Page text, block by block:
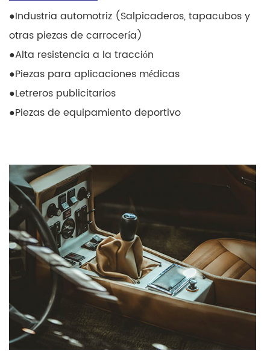
●Industria automotriz (Salpicaderos, tapacubos y
otras piezas de carrocería)
●Alta resistencia a la tracción
●Piezas para aplicaciones médicas
●Letreros publicitarios
●Piezas de equipamiento deportivo